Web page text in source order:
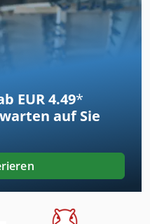
EUR 4.49*
auf Sie